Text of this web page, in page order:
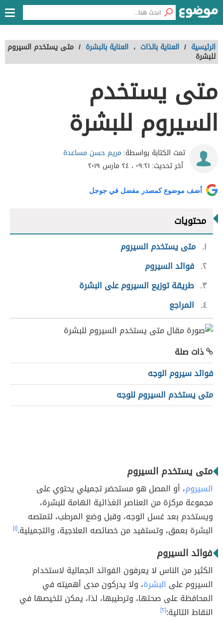
الرئيسية / العناية بالذات ، العناية بالبشرة / متى يستخدم السيروم
للبشرة
متى يستخدم
السيروم للبشرة
تمت الكتابة بواسطة: مريم حسن مساعدة
آخر تحديث: ٠٩:٢١ ، ٢٤ مارس ٢٠١٩
أضف موضوع كمصدر مفضل في جوجل
محتويات
١ متى يستخدم السيروم
٢ فوائد السيروم
٣ طريقة توزيع السيروم على البشرة
٤
المراجع
ذات صلة
فوائد سيروم الوجه
متى يستخدم السيروم للوجه
متى يستخدم السيروم
السيروم، أو المصل هو مستحضر تجميلي يحتوي على
مجموعة مركزة من العناصر الغذائية الهامة للبشرة،
ويستخدم بعد غسل الوجه، وقبل وضع المرطب، لتمتصه
البشرة بعمق، وتستفيد من خصائصه العلاجية، والتجميلية.[١]
فوائد السيروم
الكثير من الناس لا يعرفون الفوائد الجمالية لاستخدام
السيروم على البشرة، ولا يدركون مدى أهميته في
المحافظة على صحتها، وترطيبها، لذا، يمكن تلخيصها في
النقاط التالية:[٢]